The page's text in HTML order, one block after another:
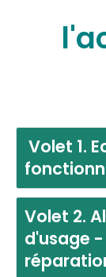
Volet 1.
Volet 2.
d'usage